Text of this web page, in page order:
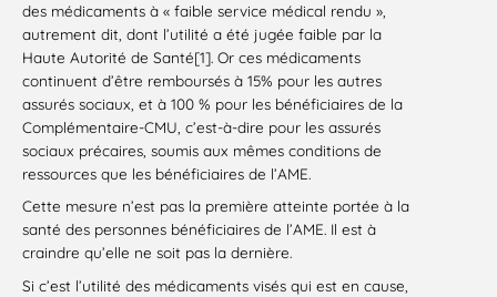
des médicaments à « faible service médical rendu »,
autrement dit, dont l’utilité a été jugée faible par la
Haute Autorité de Santé[1]. Or ces médicaments
continuent d’être remboursés à 15% pour les autres
assurés sociaux, et à 100 % pour les bénéficiaires de la
Complémentaire-CMU, c’est-à-dire pour les assurés
sociaux précaires, soumis aux mêmes conditions de
ressources que les bénéficiaires de l’AME.
Cette mesure n’est pas la première atteinte portée à la
santé des personnes bénéficiaires de l’AME. Il est à
craindre qu’elle ne soit pas la dernière.
Si c’est l’utilité des médicaments visés qui est en cause,